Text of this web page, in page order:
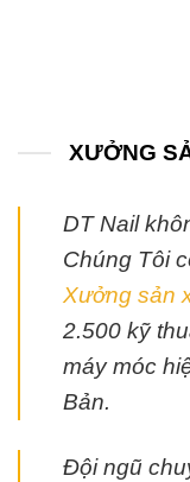
XƯỞNG
DT Nail
Chúng Tôi
Xưởng sản
2.500 kỹ
máy móc
Bản.
Đội ngũ